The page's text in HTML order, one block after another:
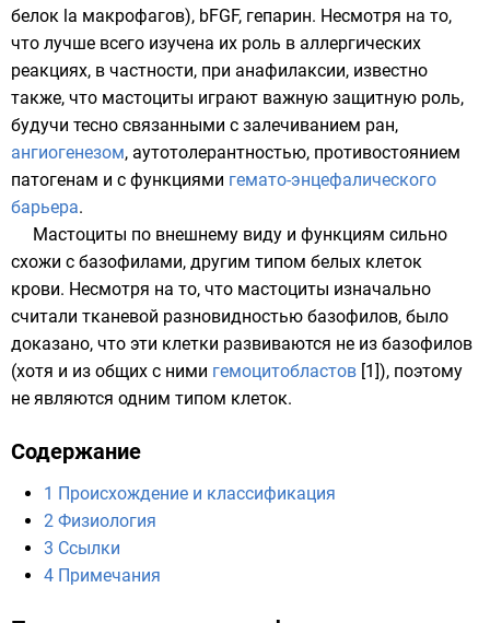
белок la макрофагов), bFGF, гепарин. Несмотря на то,
что лучше всего изучена их роль в аллергических
реакциях, в частности, при анафилаксии, известно
также, что мастоциты играют важную защитную роль,
будучи тесно связанными с залечиванием ран,
ангиогенезом, аутотолерантностью, противостоянием
патогенам и с функциями гемато-энцефалического
барьера.
Мастоциты по внешнему виду и функциям сильно
схожи с базофилами, другим типом белых клеток
крови. Несмотря на то, что мастоциты изначально
считали тканевой разновидностью базофилов, было
доказано, что эти клетки развиваются не из базофилов
(хотя и из общих с ними гемоцитобластов [1]), поэтому
не являются одним типом клеток.
Содержание
1 Происхождение и классификация
2 Физиология
3 Ссылки
4 Примечания